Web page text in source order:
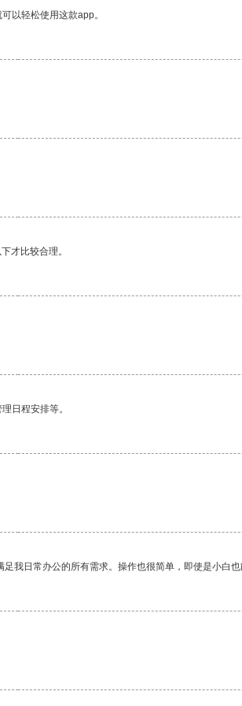
以轻松使用这款app。
才比较合理。
日程安排等。
我日常办公的所有需求。操作也很简单，即使是小白